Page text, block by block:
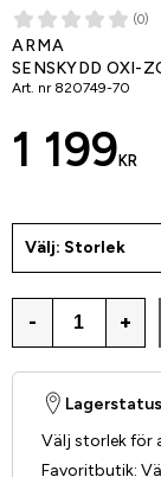
(0)
ARMA
SENSKYDD OXI-
Art. nr 820749-70
1 199 KR
Välj: Storlek
- +
Välj storlek för
Favoritbutik: